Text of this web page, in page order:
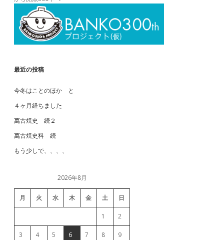
最近の投稿
今冬はことのほか と
４ヶ月経ちました
萬古焼史 続２
萬古焼史料 続
もう少しで、、、、
2026年8月
月 火 水 木 金 土 日
1 2
3 4 5 6 7 8 9